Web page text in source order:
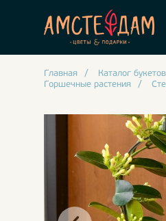
Главная / Каталог букетов
Горшечные растения
/